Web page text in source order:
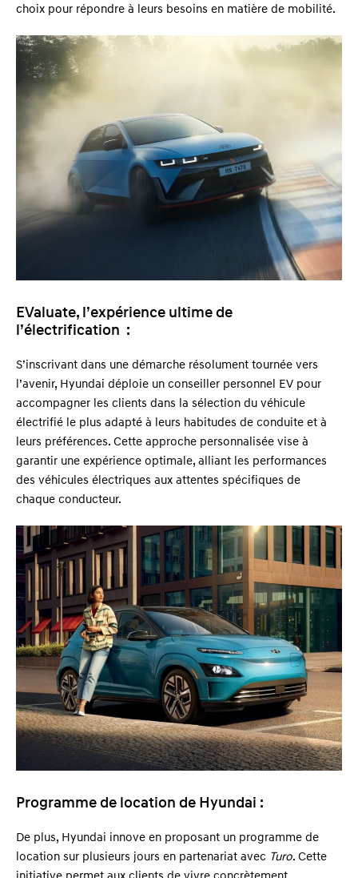
choix pour répondre à leurs besoins en matière de mobilité.
EValuate, l’expérience ultime de
l’électrification :
S’inscrivant dans une démarche résolument tournée vers
l’avenir, Hyundai déploie un conseiller personnel EV pour
accompagner les clients dans la sélection du véhicule
électrifié le plus adapté à leurs habitudes de conduite et à
leurs préférences. Cette approche personnalisée vise à
garantir une expérience optimale, alliant les performances
des véhicules électriques aux attentes spécifiques de
chaque conducteur.
Programme de location de Hyundai :
De plus, Hyundai innove en proposant un programme de
location sur plusieurs jours en partenariat avec Turo. Cette